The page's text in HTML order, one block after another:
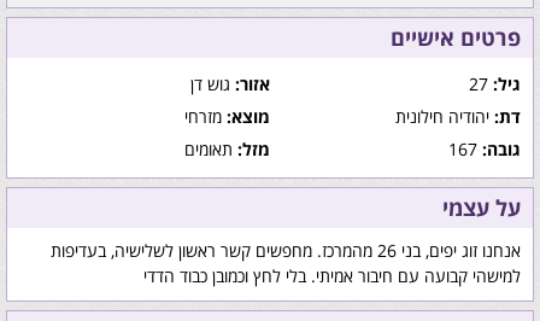
פרטים אישיים
גיל: אזור: גוש דן
דת: יהודיה חילונית מוצא: מזרחי
גובה:
מזל: תאומים
על עצמי
אנחנו זוג יפים, בני 26 מהמרכז. מחפשים קשר ראשון לשלישיה, בעדיפות
למישהי קבועה עם חיבור אמיתי. בלי לחץ וכמובן כבוד הדדי